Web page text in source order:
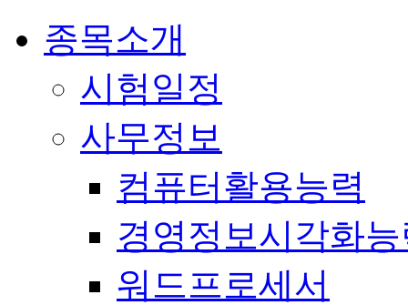
종목소개
시험일정
사무정보
컴퓨터활용능력
경영정보시각화
워드프로세서